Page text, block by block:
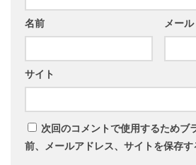
名前 メール
サイト
次回のコメントで使用するためブ
前、メールアドレス、サイトを保存す